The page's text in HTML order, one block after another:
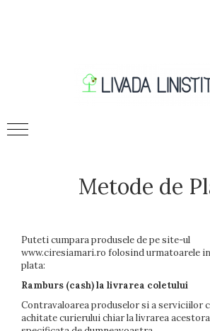
Nectarini
Nuci
Metode de
Puteti cumpara produsele de pe site-ul
www.ciresiamari.ro folosind urmatoarele
plata:
Ramburs (cash) la livrarea coletului
Contravaloarea produselor si a serviciilor
achitate curierului chiar la livrarea